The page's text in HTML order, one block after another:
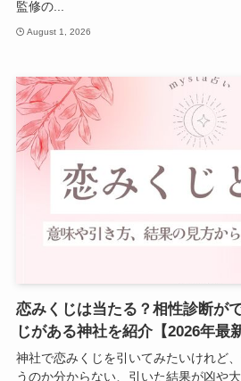
監修の...
August 1, 2026
恋みくじは当たる？相性診断が
じがある神社を紹介【2026年最
神社で恋みくじを引いてみたいけれど
うのか分からない、引いた結果が凶や